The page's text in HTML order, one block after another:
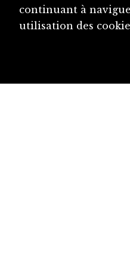
continuant à
utilisation des